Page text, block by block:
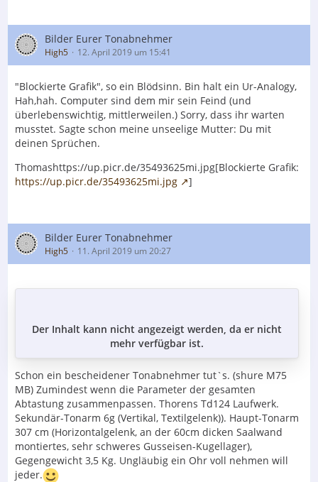
Bilder Eurer Tonabnehmer
High5 12. April 2019 um 15:41
"Blockierte Grafik", so ein Blödsinn. Bin halt ein Ur-Analogy,
Hah,hah. Computer sind dem mir sein Feind (und
überlebenswichtig, mittlerweilen.) Sorry, dass ihr warten
musstet. Sagte schon meine unseelige Mutter: Du mit
deinen Sprüchen.
Thomashttps://up.picr.de/35493625mi.jpg[Blockierte Grafik:
https://up.picr.de/35493625mi.jpg
]
Bilder Eurer Tonabnehmer
High5 11. April 2019 um 20:27
Der Inhalt kann nicht angezeigt werden, da er nicht
mehr verfügbar ist.
Schon ein bescheidener Tonabnehmer tut`s. (shure M75
MB) Zumindest wenn die Parameter der gesamten
Abtastung zusammenpassen. Thorens Td124 Laufwerk.
Sekundär-Tonarm 6g (Vertikal, Textilgelenk)). Haupt-Tonarm
307 cm (Horizontalgelenk, an der 60cm dicken Saalwand
montiertes, sehr schweres Gusseisen-Kugellager),
Gegengewicht 3,5 Kg. Ungläubig ein Ohr voll nehmen will
jeder.